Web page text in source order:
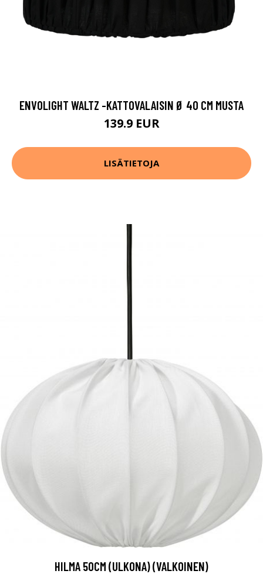
ENVOLIGHT WALTZ -KATTOVALAISIN Ø 40 CM MUSTA
139.9 EUR
LISÄTIETOJA
HILMA 50CM (ULKONA) (VALKOINEN)